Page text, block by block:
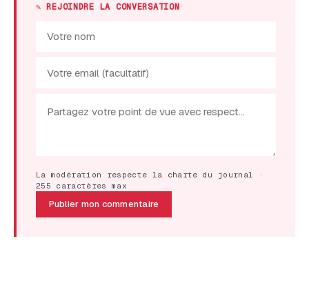
✎ REJOINDRE LA CONVERSATION
La modération respecte la charte du journal ·
255 caractères max
Publier mon commentaire